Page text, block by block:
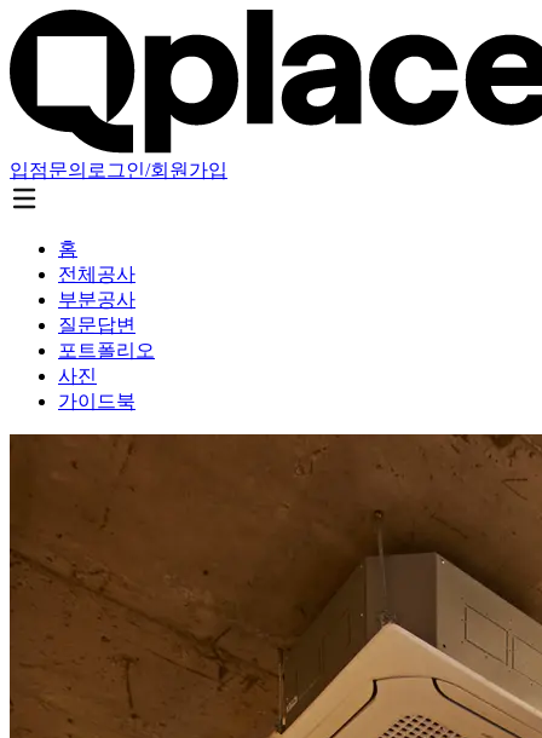
입점문의 로그인/회원가입
홈
전체공사
부분공사
질문답변
포트폴리오
사진
가이드북